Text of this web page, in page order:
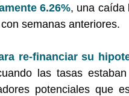
6.26%, una caída
semanas anteriores.
re-financiar su
las tasas
potenciales que